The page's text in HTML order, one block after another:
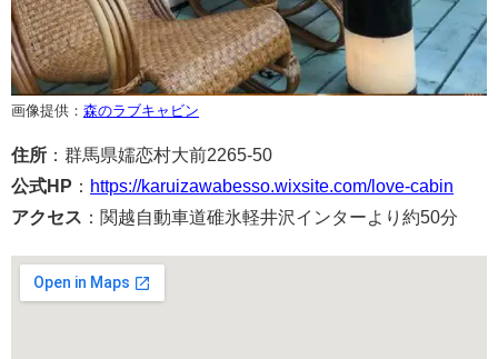
画像提供： 森のラブキャビン
住所 ：群馬県嬬恋村大前2265-50
公式HP ： https://karuizawabesso.wixsite.com/love-cabin
アクセス ：関越自動車道碓氷軽井沢インターより約50分